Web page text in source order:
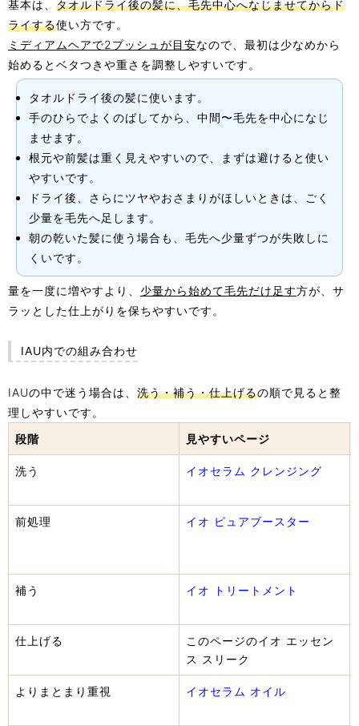
基本は、 タオルドライ後の髪に、毛先中心へなじませてからド
ライする使い方です。
ミディアムヘアで2プッシュが目安なので、最初は少なめから
始めるとベタつきや重さを調整しやすいです。
タオルドライ後の髪に使います。
手のひらでよくのばしてから、中間〜毛先を中心になじ
ませます。
根元や前髪は重く見えやすいので、まずは避けると使い
やすいです。
ドライ後、さらにツヤやおさまりがほしいときは、ごく
少量を毛先へ足します。
朝の乾いた髪に使う場合も、毛先へ少量ずつが失敗しに
くいです。
量を一度に増やすより、 少量から始めて毛先だけ足す方が、サ
ラッとした仕上がりを保ちやすいです。
IAU内での組み合わせ
IAUの中で迷う場合は、 洗う・補う・仕上げるの順で見ると整
理しやすいです。
段階
見やすいページ
洗う イオセラム クレンジング
前処理 イオ ピュアブースター
補う イオ トリートメント
仕上げる
このページのイオ エッセン
ス スリーク
よりまとまり重視 イオセラム オイル